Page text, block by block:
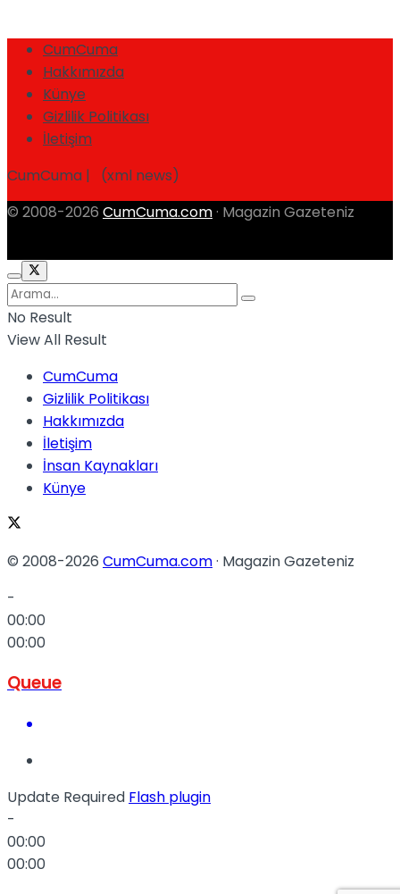
CumCuma
Hakkımızda
Künye
Gizlilik Politikası
İletişim
CumCuma | (xml news)
© 2008-2026 CumCuma.com · Magazin Gazeteniz
No Result
View All Result
CumCuma
Gizlilik Politikası
Hakkımızda
İletişim
İnsan Kaynakları
Künye
© 2008-2026 CumCuma.com· Magazin Gazeteniz
-
00:00
00:00
Queue
Update Required Flash plugin
-
00:00
00:00